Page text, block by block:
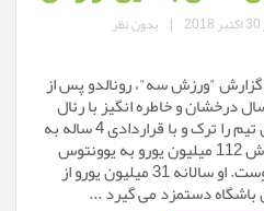
| بدون نظر
"ورزش سه"، رونالدو پس از
سال درخشان و خاطره انگیز با رئال
این تیم را ترک و با قراردادی 4 ساله به
ارزش 112 میلیون یورو به یوونتوس
پیوست. او سالانه 31 میلیون یورو از
باشگاه دستمزد می گیرد ...